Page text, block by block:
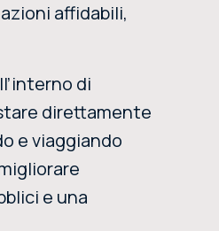
affidabili,
di
direttamente
e viaggiando
e una